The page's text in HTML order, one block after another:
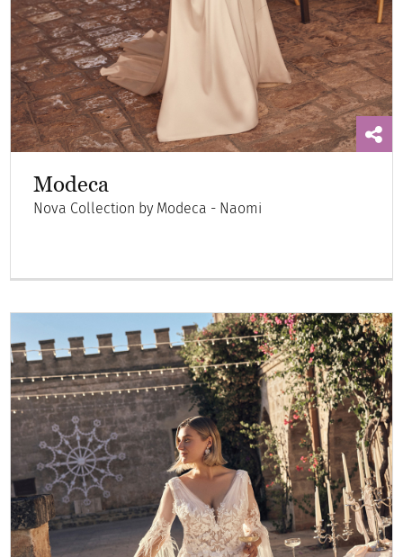
Modeca
Nova Collection by Modeca - Naomi